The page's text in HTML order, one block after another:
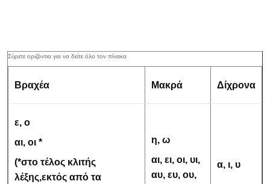
Βραχέα Μακρά Δίχρονα
ε, ο
αι, οι *
(*στο τέλος κλιτής
λέξης,εκτός από τα
η, ω
αι, ει, οι, υι,
αυ, ευ, ου,
α, ι, υ